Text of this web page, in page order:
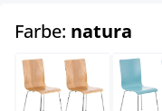
Farbe: natura
eiche